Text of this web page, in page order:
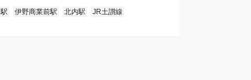
伊野商業前駅 北内駅
JR土讃線